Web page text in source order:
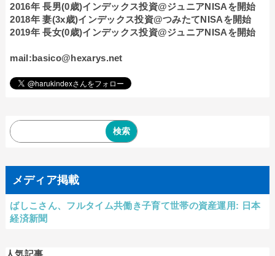
2016年 長男(0歳)インデックス投資@ジュニアNISAを開始
2018年 妻(3x歳)インデックス投資@つみたてNISAを開始
2019年 長女(0歳)インデックス投資@ジュニアNISAを開始
mail:basico@hexarys.net
メディア掲載
ばしこさん、フルタイム共働き子育て世帯の資産運用: 日本
経済新聞